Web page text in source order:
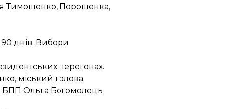
Тимошенко, Порошенка,
днів. Вибори
перегонах.
міський голова
БПП Ольга Богомолець